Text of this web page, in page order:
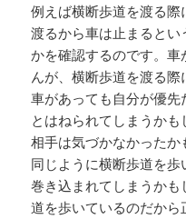
例えば横断歩道を渡る
渡るから車は止まるとい
かを確認するのです。
んが、横断歩道を渡る
車があっても自分が優
とはねられてしまうか
相手は気づかなかったか
同じように横断歩道を
巻き込まれてしまうか
道を歩いているのだか